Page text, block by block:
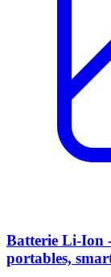
Batterie Li-Ion
portables,